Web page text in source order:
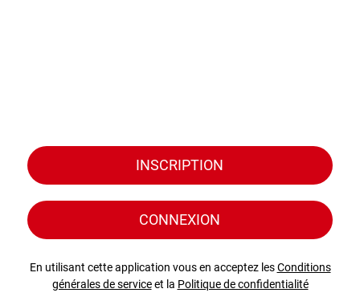
INSCRIPTION
CONNEXION
En utilisant cette application vous en acceptez lesConditions
générales de serviceet la Politique de confidentialité